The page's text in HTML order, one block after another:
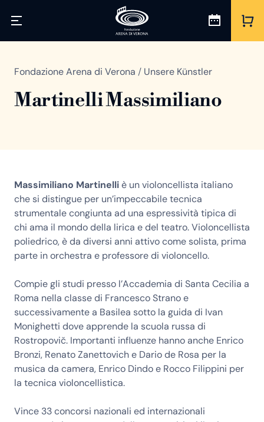
Fondazione Arena di Verona / Unsere Künstler
Martinelli Massimiliano
Massimiliano Martinelliè un violoncellista italiano
che si distingue per un’impeccabile tecnica
strumentale congiunta ad una espressività tipica di
chi ama il mondo della lirica e del teatro. Violoncellista
poliedrico, è da diversi anni attivo come solista, prima
parte in orchestra e professore di violoncello.
Compie gli studi presso l’Accademia di Santa Cecilia a
Roma nella classe di Francesco Strano e
successivamente a Basilea sotto la guida di Ivan
Monighetti dove apprende la scuola russa di
Rostropovič. Importanti influenze hanno anche Enrico
Bronzi, Renato Zanettovich e Dario de Rosa per la
musica da camera, Enrico Dindo e Rocco Filippini per
la tecnica violoncellistica.
Vince 33 concorsi nazionali ed internazionali